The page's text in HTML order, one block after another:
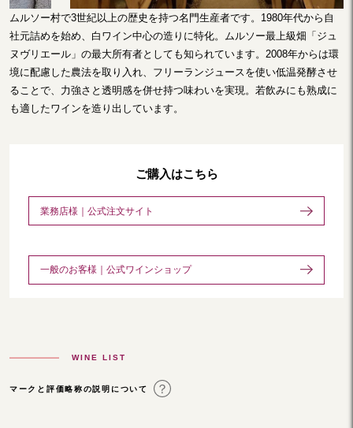
ムルソー村で3世紀以上の歴史を持つ名門生産者です。1980年代から自
社元詰めを始め、白ワイン中心の造りに特化。ムルソー最上級畑「ジュ
ヌヴリエール」の最大所有者としても知られています。2008年からは環
境に配慮した農法を取り入れ、フリーランジュースを使い低温発酵させ
ることで、力強さと透明感を併せ持つ味わいを実現。若飲みにも熟成に
も適したワインを造り出しています。
ご購入はこちら
業務店様｜公式注文サイト
一般のお客様｜公式ワインショップ
WINE LIST
マークと評価略称の説明について